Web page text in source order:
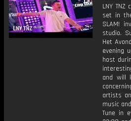
LNY
set in
SLAM!
studio.
Het
evening
host
and will
artists
music
Tune in